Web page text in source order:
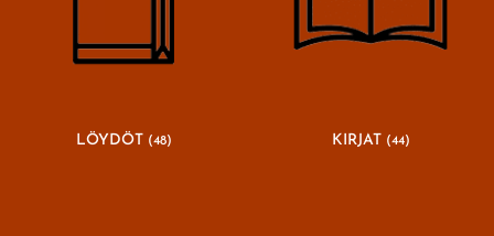
LÖYDÖT (48) KIRJAT (44)